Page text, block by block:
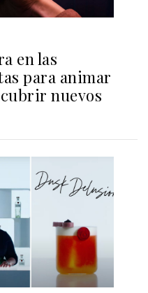
en las
para animar
nuevos